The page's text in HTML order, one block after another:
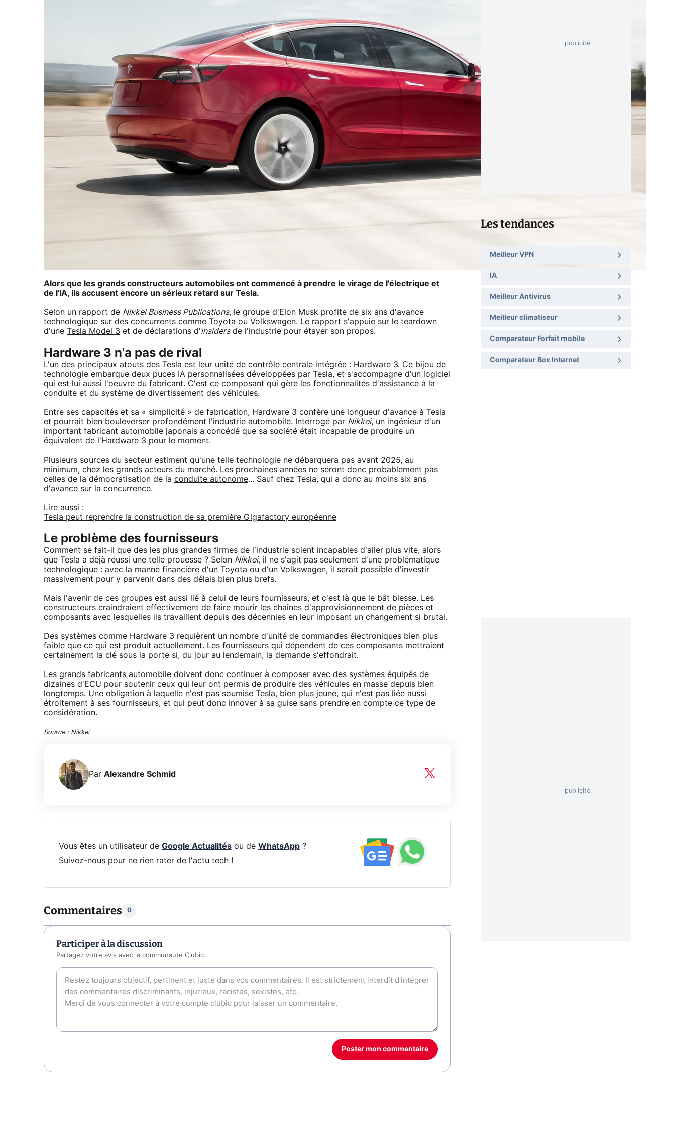
Alors que les grands constructeurs automobiles ont commencé à prendre le virage de l'électrique et
de l'IA, ils accusent encore un sérieux retard sur Tesla.
Selon un rapport de Nikkei Business Publications, le groupe d'Elon Musk profite de six ans d'avance
technologique sur des concurrents comme Toyota ou Volkswagen. Le rapport s'appuie sur le teardown
d'une Tesla Model 3 et de déclarations d'insidersde l'industrie pour étayer son propos.
Hardware 3 n'a pas de rival
L'un des principaux atouts des Tesla est leur unité de contrôle centrale intégrée : Hardware 3. Ce bijou de
technologie embarque deux puces IA personnalisées développées par Tesla, et s'accompagne d'un logiciel
qui est lui aussi l'oeuvre du fabricant. C'est ce composant qui gère les fonctionnalités d'assistance à la
conduite et du système de divertissement des véhicules.
Entre ses capacités et sa « simplicité » de fabrication, Hardware 3 confère une longueur d'avance à Tesla
et pourrait bien bouleverser profondément l'industrie automobile. Interrogé par Nikkei, un ingénieur d'un
important fabricant automobile japonais a concédé que sa société était incapable de produire un
équivalent de l'Hardware 3 pour le moment.
Plusieurs sources du secteur estiment qu'une telle technologie ne débarquera pas avant 2025, au
minimum, chez les grands acteurs du marché. Les prochaines années ne seront donc probablement pas
celles de la démocratisation de la conduite autonome... Sauf chez Tesla, qui a donc au moins six ans
d'avance sur la concurrence.
Lire aussi :
Tesla peut reprendre la construction de sa première Gigafactory européenne
Le problème des fournisseurs
Comment se fait-il que des les plus grandes firmes de l'industrie soient incapables d'aller plus vite, alors
que Tesla a déjà réussi une telle prouesse ? Selon Nikkei, il ne s'agit pas seulement d'une problématique
technologique : avec la manne financière d'un Toyota ou d'un Volkswagen, il serait possible d'investir
massivement pour y parvenir dans des délais bien plus brefs.
Mais l'avenir de ces groupes est aussi lié à celui de leurs fournisseurs, et c'est là que le bât blesse. Les
constructeurs craindraient effectivement de faire mourir les chaînes d'approvisionnement de pièces et
composants avec lesquelles ils travaillent depuis des décennies en leur imposant un changement si brutal.
Des systèmes comme Hardware 3 requièrent un nombre d'unité de commandes électroniques bien plus
faible que ce qui est produit actuellement. Les fournisseurs qui dépendent de ces composants mettraient
certainement la clé sous la porte si, du jour au lendemain, la demande s'effondrait.
Les grands fabricants automobile doivent donc continuer à composer avec des systèmes équipés de
dizaines d'ECU pour soutenir ceux qui leur ont permis de produire des véhicules en masse depuis bien
longtemps. Une obligation à laquelle n'est pas soumise Tesla, bien plus jeune, qui n'est pas liée aussi
étroitement à ses fournisseurs, et qui peut donc innover à sa guise sans prendre en compte ce type de
considération.
Source : Nikkei
Par Alexandre Schmid
Vous êtes un utilisateur de Google Actualitésou de WhatsApp?
Suivez-nous pour ne rien rater de l'actu tech !
Commentaires 0
Participer à la discussion
Partagez votre avis avec la communauté Clubic.
Poster mon commentaire
Les tendances
Meilleur VPN
IA
Meilleur Antivirus
Meilleur climatiseur
Comparateur Forfait mobile
Comparateur Box Internet